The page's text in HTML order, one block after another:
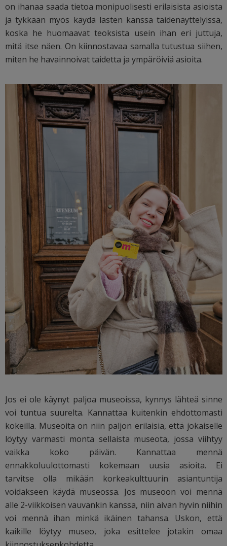
on ihanaa saada tietoa monipuolisesti erilaisista asioista
ja tykkään myös käydä lasten kanssa taidenäyttelyissä,
koska he huomaavat teoksista usein ihan eri juttuja,
mitä itse näen. On kiinnostavaa samalla tutustua siihen,
miten he havainnoivat taidetta ja ympäröiviä asioita.
Jos ei ole käynyt paljoa museoissa, kynnys lähteä sinne
voi tuntua suurelta. Kannattaa kuitenkin ehdottomasti
kokeilla. Museoita on niin paljon erilaisia, että jokaiselle
löytyy varmasti monta sellaista museota, jossa viihtyy
vaikka koko päivän. Kannattaa mennä
ennakkoluulottomasti kokemaan uusia asioita. Ei
tarvitse olla mikään korkeakulttuurin asiantuntija
voidakseen käydä museossa. Jos museoon voi mennä
alle 2-viikkoisen vauvankin kanssa, niin aivan hyvin niihin
voi mennä ihan minkä ikäinen tahansa. Uskon, että
kaikille löytyy museo, joka esittelee jotakin omaa